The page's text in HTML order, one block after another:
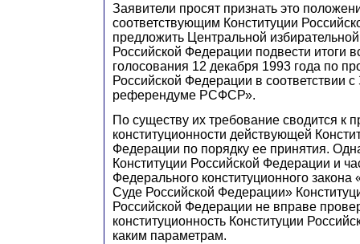
Заявители просят признать это
соответствующим Конституции
предложить Центральной
Российской Федерации подвести итоги
голосования 12 декабря 1993 года по
Российской Федерации в
референдуме РСФСР».
По существу их требование сводится к
конституционности действующей
Федерации по порядку ее принятия.
Конституции Российской Федерации и
Федерального конституционного закона
Суде Российской Федерации»
Российской Федерации не вправе
конституционность Конституции
каким параметрам.